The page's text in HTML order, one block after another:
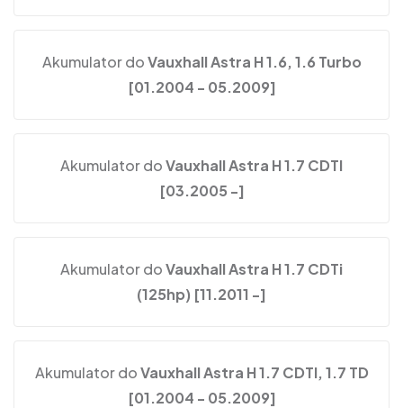
Akumulator doVauxhall Astra H 1.6, 1.6 Turbo
[01.2004 - 05.2009]
Akumulator doVauxhall Astra H 1.7 CDTI
[03.2005 -]
Akumulator doVauxhall Astra H 1.7 CDTi
(125hp) [11.2011 -]
Akumulator doVauxhall Astra H 1.7 CDTI, 1.7 TD
[01.2004 - 05.2009]